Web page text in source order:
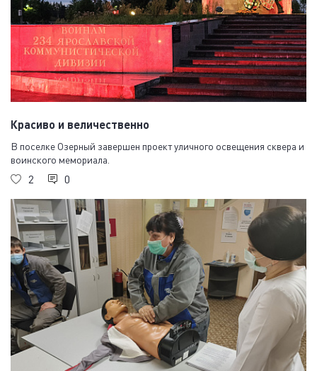
Красиво и величественно
В поселке Озерный завершен проект уличного освещения сквера и
воинского мемориала.
2 0